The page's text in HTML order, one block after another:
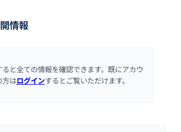
情報
ると全ての情報を確認できます。既にアカウ
方はログインするとご覧いただけます。